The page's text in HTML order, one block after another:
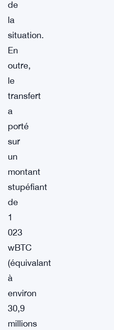
de
la
situation.
En
outre,
le
transfert
a
porté
sur
un
montant
stupéfiant
de
1
023
wBTC
(équivalant
à
environ
30,9
millions